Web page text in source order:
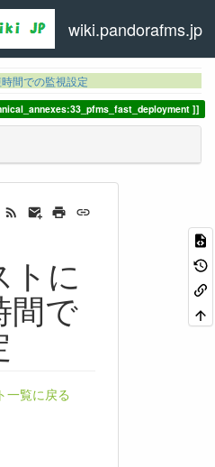
wiki.pandorafms.jp
間での監視設定
トに
間で
一覧に戻る